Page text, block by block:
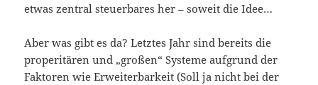
etwas zentral steuerbares her – soweit die Idee…
Aber was gibt es da? Letztes Jahr sind bereits die
properitären und „großen“ Systeme aufgrund der
Faktoren wie Erweiterbarkeit (Soll ja nicht bei der